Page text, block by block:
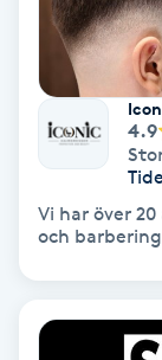
Hälsprickor
Idrottsmassage
IPL
IPL
4.9
Vi har över
och